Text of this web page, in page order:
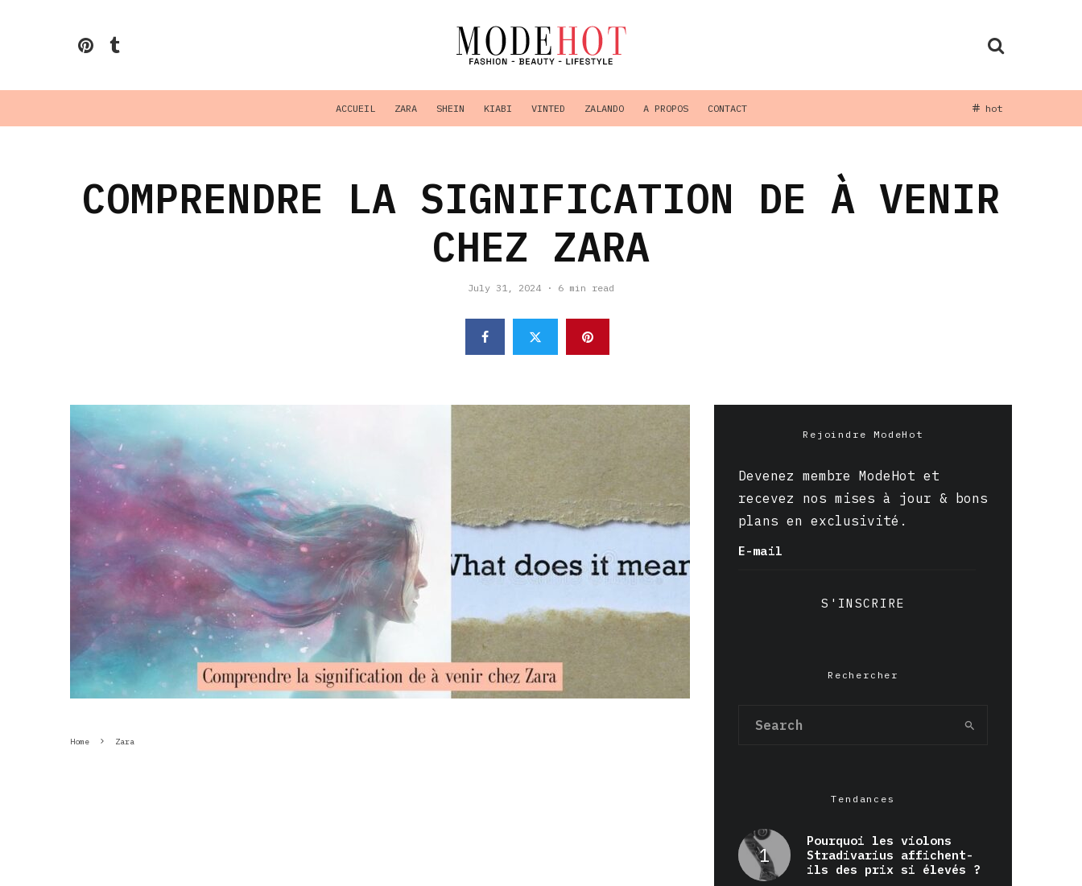
ACCUEIL ZARA SHEIN KIABI VINTED ZALANDO A PROPOS CONTACT hot
COMPRENDRE LA SIGNIFICATION DE À VENIR
CHEZ ZARA
July 31, 2024 · 6 min read
Home Zara
Rejoindre ModeHot
Devenez membre ModeHot et
recevez nos mises à jour & bons
plans en exclusivité.
E-mail
S'INSCRIRE
Rechercher
Tendances
Pourquoi les violons
Stradivarius affichent-
ils des prix si élevés ?